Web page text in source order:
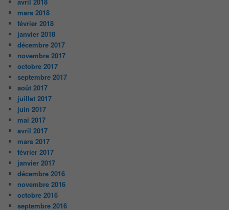
mars 2018
février 2018
janvier 2018
décembre 2017
novembre 2017
octobre 2017
septembre 2017
août 2017
juillet 2017
juin 2017
mai 2017
avril 2017
mars 2017
février 2017
janvier 2017
décembre 2016
novembre 2016
octobre 2016
septembre 2016